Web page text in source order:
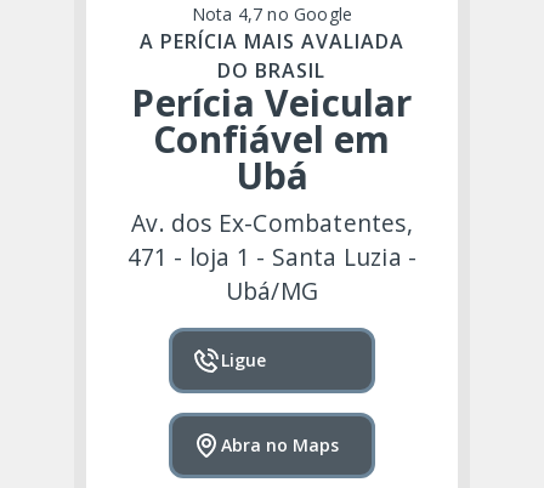
Nota 4,7 no Google
A PERÍCIA MAIS AVALIADA
DO BRASIL
Perícia Veicular
Confiável em
Ubá
Av. dos Ex-Combatentes,
471 - loja 1 - Santa Luzia -
Ubá/MG
Ligue
Abra no Maps